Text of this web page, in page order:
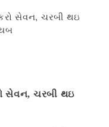
સેવન, ચરબી થઇ